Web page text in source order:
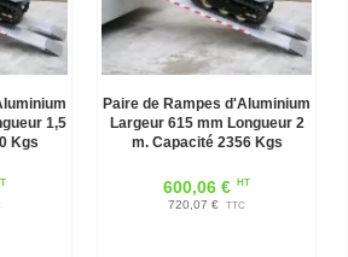
1,5
Kgs
Paire de Rampes d'Aluminium
Largeur 615 mm Longueur 2
m. Capacité 2356 Kgs
600,06 € HT
720,07 € TTC